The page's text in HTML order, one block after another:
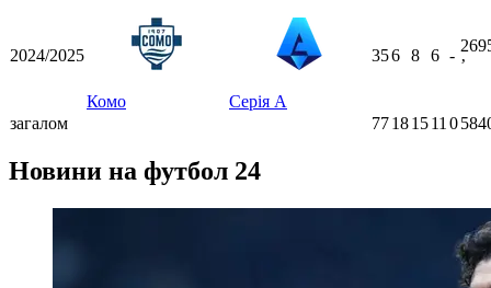
2024/2025
Комо Серія А
356 8 6 -
ʼ
загалом 77181511 0
Новини на футбол 24